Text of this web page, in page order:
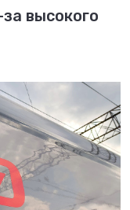
высокого